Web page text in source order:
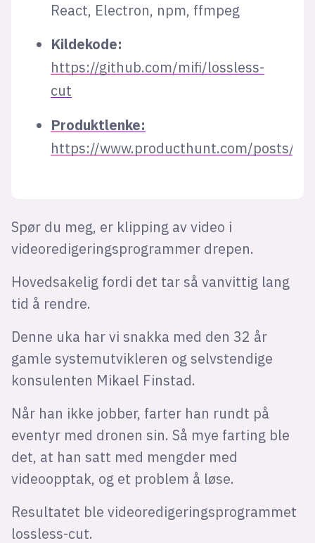
React, Electron, npm, ffmpeg
Kildekode:
https://github.com/mifi/lossless-
cut
Produktlenke:
https://www.producthunt.com/posts/
Spør du meg, er klipping av video i
videoredigeringsprogrammer drepen.
Hovedsakelig fordi det tar så vanvittig lang
tid å rendre.
Denne uka har vi snakka med den 32 år
gamle systemutvikleren og selvstendige
konsulenten Mikael Finstad.
Når han ikke jobber, farter han rundt på
eventyr med dronen sin. Så mye farting ble
det, at han satt med mengder med
videoopptak, og et problem å løse.
Resultatet ble videoredigeringsprogrammet
lossless-cut.